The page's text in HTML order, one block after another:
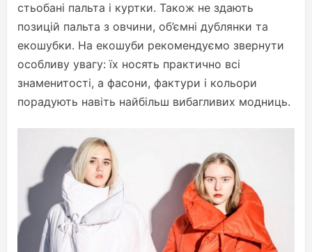
стьобані пальта і куртки. Також не здають
позицій пальта з овчини, об’ємні дублянки та
екошубки. На екошуби рекомендуємо звернути
особливу увагу: їх носять практично всі
знаменитості, а фасони, фактури і кольори
порадують навіть найбільш вибагливих модниць.